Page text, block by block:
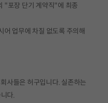
"포장 단기 계약직"에 최종
어 업무에 차질 없도록 주의해
사들은 허구입니다. 실존하는
다.